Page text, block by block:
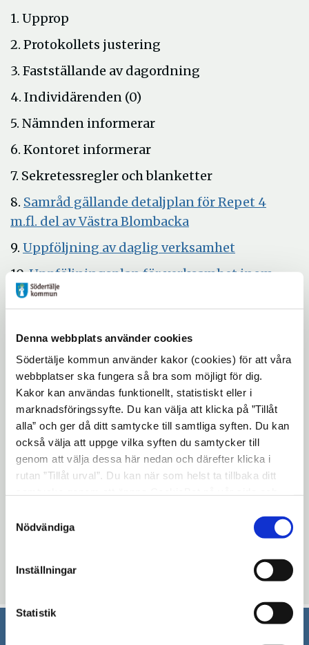
Denna webbplats använder cookies
Södertälje kommun använder kakor (cookies) för att våra
webbplatser ska fungera så bra som möjligt för dig.
Kakor kan användas funktionellt, statistiskt eller i
marknadsföringssyfte. Du kan välja att klicka på ”Tillåt
alla” och ger då ditt samtycke till samtliga syften. Du kan
också välja att uppge vilka syften du samtycker till
genom att välja dessa här nedan och därefter klicka i
rutan ”Tillåt urval”. Du kan när som helst ta tillbaka ditt
"Visa detaljer" kan du läsa om hur kakorna används och
hur vi och våra leverantörer inhämtar och behandlar
Nödvändiga
Inställningar
Statistik
1. Upprop
2. Protokollets justering
3. Fastställande av dagordning
4. Individärenden (0)
5. Nämnden informerar
6. Kontoret informerar
7. Sekretessregler och blanketter
8. Samråd gällande detaljplan för Repet 4
m.fl. del av Västra Blombacka
9. Uppföljning av daglig verksamhet
i
fönster
10.Uppföljningsplan för verksamhet inom
omsorgen 2019-2021
i
nytt
omsorgsnämnden 2019Öppna
i
nytt
fönster
12.Revidering av sammanträdesdatum för
omsorgsnämnden
13. Ärendebalans
14. Anmälningsärenden
15. Delegeringsbeslut
Uppdaterad: 2019-01-24
thumb_up Ja